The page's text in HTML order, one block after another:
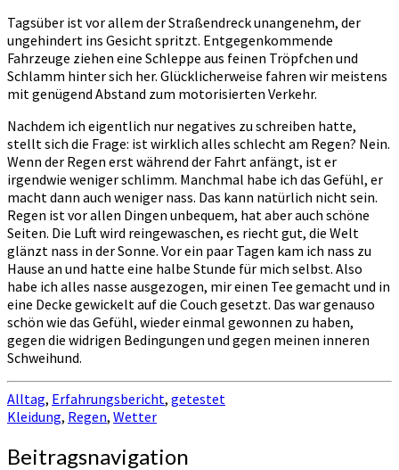
Tagsüber ist vor allem der Straßendreck unangenehm, der
ungehindert ins Gesicht spritzt. Entgegenkommende
Fahrzeuge ziehen eine Schleppe aus feinen Tröpfchen und
Schlamm hinter sich her. Glücklicherweise fahren wir meistens
mit genügend Abstand zum motorisierten Verkehr.
Nachdem ich eigentlich nur negatives zu schreiben hatte,
stellt sich die Frage: ist wirklich alles schlecht am Regen? Nein.
Wenn der Regen erst während der Fahrt anfängt, ist er
irgendwie weniger schlimm. Manchmal habe ich das Gefühl, er
macht dann auch weniger nass. Das kann natürlich nicht sein.
Regen ist vor allen Dingen unbequem, hat aber auch schöne
Seiten. Die Luft wird reingewaschen, es riecht gut, die Welt
glänzt nass in der Sonne. Vor ein paar Tagen kam ich nass zu
Hause an und hatte eine halbe Stunde für mich selbst. Also
habe ich alles nasse ausgezogen, mir einen Tee gemacht und in
eine Decke gewickelt auf die Couch gesetzt. Das war genauso
schön wie das Gefühl, wieder einmal gewonnen zu haben,
gegen die widrigen Bedingungen und gegen meinen inneren
Schweihund.
Alltag, Erfahrungsbericht, getestet
Kleidung, Regen, Wetter
Beitragsnavigation